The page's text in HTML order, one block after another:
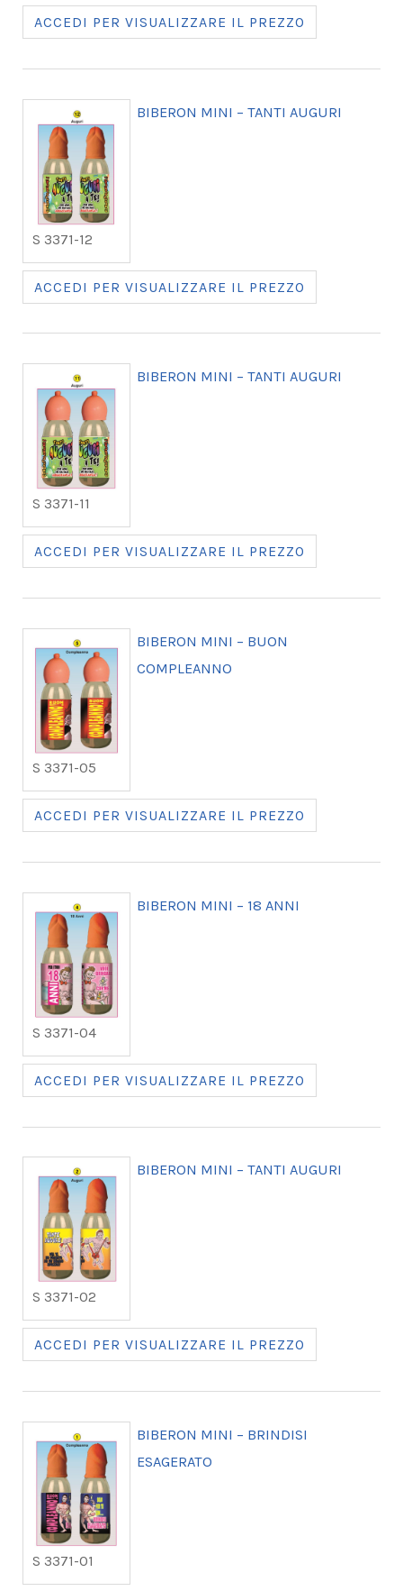
ACCEDI PER VISUALIZZARE IL PREZZO
S 3371-12
BIBERON MINI – TANTI AUGURI
ACCEDI PER VISUALIZZARE IL PREZZO
S 3371-11
BIBERON MINI – TANTI AUGURI
ACCEDI PER VISUALIZZARE IL PREZZO
S 3371-05
BIBERON MINI – BUON
COMPLEANNO
ACCEDI PER VISUALIZZARE IL PREZZO
S 3371-04
BIBERON MINI – 18 ANNI
ACCEDI PER VISUALIZZARE IL PREZZO
S 3371-02
BIBERON MINI – TANTI AUGURI
ACCEDI PER VISUALIZZARE IL PREZZO
S 3371-01
BIBERON MINI – BRINDISI
ESAGERATO